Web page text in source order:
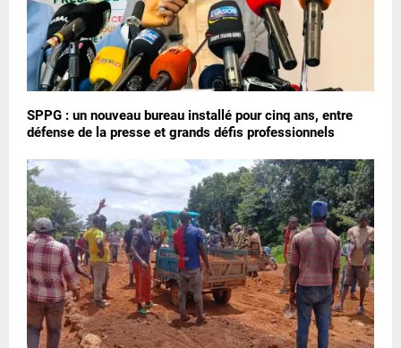
SPPG : un nouveau bureau installé pour cinq ans, entre
défense de la presse et grands défis professionnels